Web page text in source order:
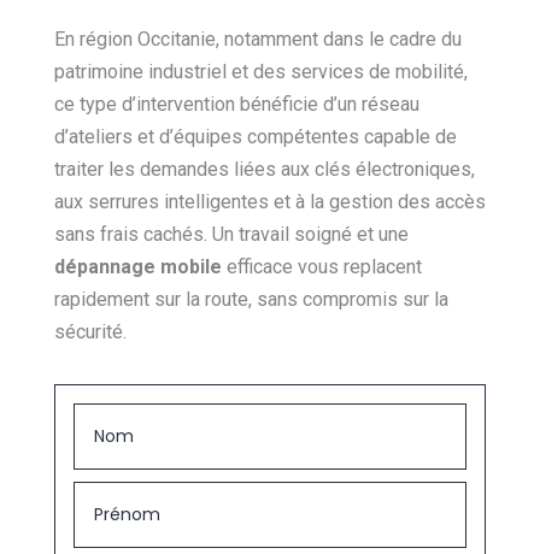
En région Occitanie, notamment dans le cadre du
patrimoine industriel et des services de mobilité,
ce type d’intervention bénéficie d’un réseau
d’ateliers et d’équipes compétentes capable de
traiter les demandes liées aux clés électroniques,
aux serrures intelligentes et à la gestion des accès
sans frais cachés. Un travail soigné et une
dépannage mobile efficace vous replacent
rapidement sur la route, sans compromis sur la
sécurité.